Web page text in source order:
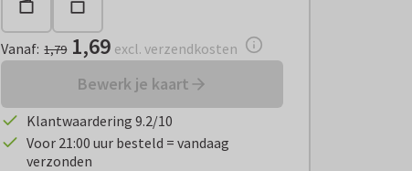
Vanaf: 1,79 1,69 excl. verzendkosten
Bewerk je kaart
Klantwaardering 9.2/10
Voor 21:00 uur besteld = vandaag
verzonden